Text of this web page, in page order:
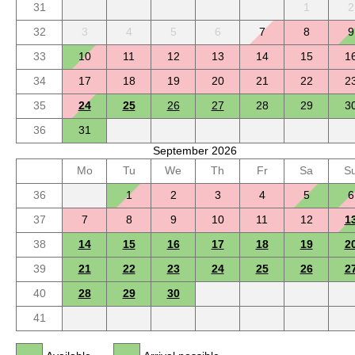
31
1
2
32
3 4 5 6 7 8
9
33
10 11 12 13 14 15
34
17 18 19 20 21 22
35
24 25 26 27 28 29
36
31
September 2026
Mo
Tu We Th Fr Sa
36
1 2 3 4 5
6
37
7 8 9 10 11 12
38
14 15 16 17 18 19
39
21 22 23 24 25 26
40
28 29
30
41